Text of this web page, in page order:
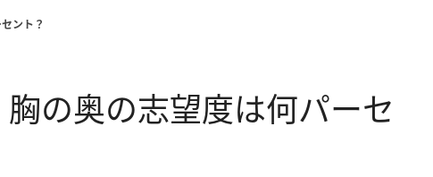
ント？
胸の奥の志望度は何パーセ